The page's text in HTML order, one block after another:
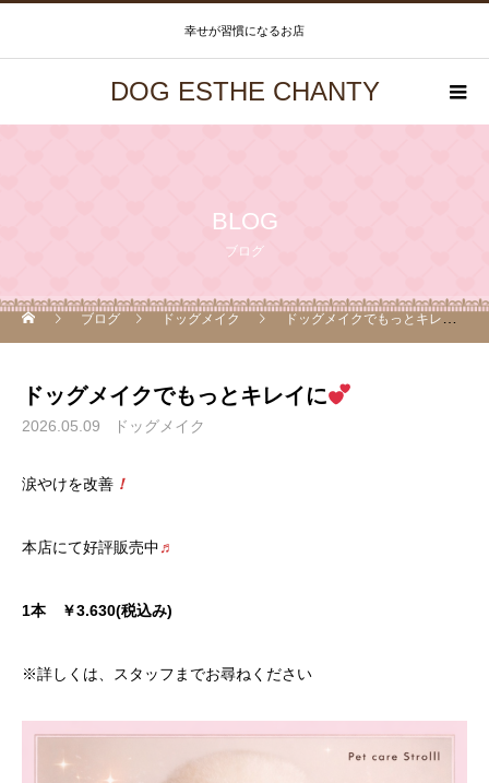
幸せが習慣になるお店
DOG ESTHE CHANTY
BLOG
ブログ
ブログ ドッグメイク ドッグメイクでもっとキレイに
ドッグメイクでもっとキレイに
2026.05.09 ドッグメイク
涙やけを改善 ！
本店にて好評販売中♬
1本 ￥3.630(税込み)
※詳しくは、スタッフまでお尋ねください